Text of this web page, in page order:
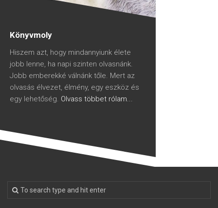
Könyvmoly
Hiszem azt, hogy mindannyiunk élete
jobb lenne, ha napi szinten olvasnánk.
Jobb emberekké válnánk tőle. Mert az
olvasás élvezet, élmény, egy eszköz és
egy lehetőség. Olvass többet rólam...